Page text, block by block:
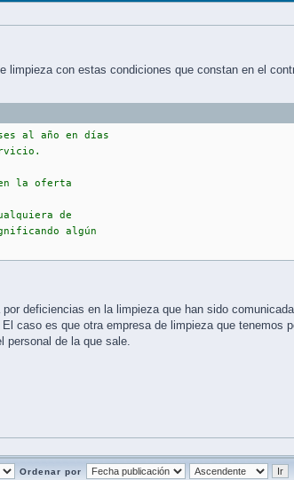
limpieza con estas condiciones que constan en el
al año en días
la oferta
de
algún
deficiencias en la limpieza que han sido
caso es que otra empresa de limpieza que tenemos
personal de la que sale.
Ordenar por